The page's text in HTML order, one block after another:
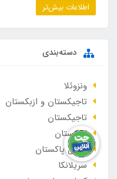
اطلاعات بیش‌تر
دسته‌بندی
ونزوئلا
تاجیکستان و ازبکستان
تاجیکستان
ازبکستان
شمال پاکستان
سریلانکا